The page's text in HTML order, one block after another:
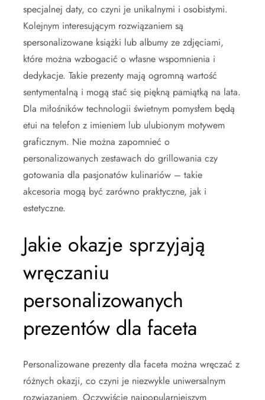
specjalnej daty, co czyni je unikalnymi i osobistymi.
Kolejnym interesującym rozwiązaniem są
spersonalizowane książki lub albumy ze zdjęciami,
które można wzbogacić o własne wspomnienia i
dedykacje. Takie prezenty mają ogromną wartość
sentymentalną i mogą stać się piękną pamiątką na lata.
Dla miłośników technologii świetnym pomysłem będą
etui na telefon z imieniem lub ulubionym motywem
graficznym. Nie można zapomnieć o
personalizowanych zestawach do grillowania czy
gotowania dla pasjonatów kulinariów – takie
akcesoria mogą być zarówno praktyczne, jak i
estetyczne.
Jakie okazje sprzyjają
wręczaniu
personalizowanych
prezentów dla faceta
Personalizowane prezenty dla faceta można wręczać z
różnych okazji, co czyni je niezwykle uniwersalnym
rozwiązaniem. Oczywiście najpopularniejszym